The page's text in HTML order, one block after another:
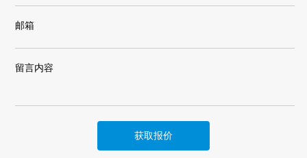
邮箱
留言内容
获取报价